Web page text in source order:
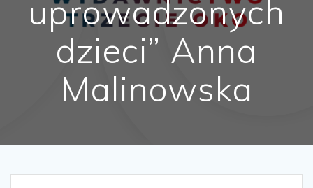
uprowadzonych
dzieci” Anna
Malinowska